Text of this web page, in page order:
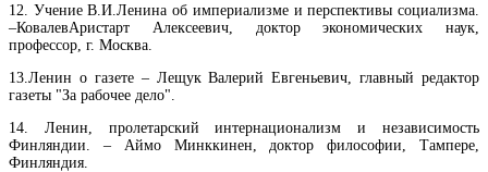
12. Учение В.И.Ленина об империализме и перспективы социализма.
–КовалевАристарт Алексеевич, доктор экономических наук,
профессор, г. Москва.
13. Ленин о газете – Лещук Валерий Евгеньевич
главный редактор
газеты "За рабочее дело"
14. Ленин, пролетарский интернационализм и независимость
Финляндии . – Аймо Минккинен, доктор философии, Тампере,
Финляндия.